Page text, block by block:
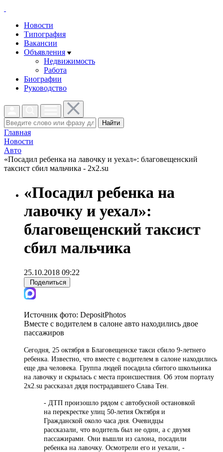
Новости
Типография
Вакансии
Объявления
Недвижимость
Работа
Биографии
Руководство
Найти
Главная
Новости
Авто
«Посадил ребенка на лавочку и уехал»: благовещенский
таксист сбил мальчика - 2x2.su
«Посадил ребенка на
лавочку и уехал»:
благовещенский таксист
сбил мальчика
25.10.2018 09:22
Поделиться
Источник фото: DepositPhotos
Вместе с водителем в салоне авто находились двое
пассажиров
Сегодня, 25 октября в Благовещенске такси сбило 9-летнего
ребенка. Известно, что вместе с водителем в салоне находились
еще два человека. Группа людей посадила сбитого школьника
на лавочку и скрылась с места происшествия. Об этом порталу
2x2.su рассказал дядя пострадавшего Слава Тен.
- ДТП произошло рядом с автобусной остановкой
на перекрестке улиц 50-летия Октября и
Гражданской около часа дня. Очевидцы
рассказали, что водитель был не один, а с двумя
пассажирами. Они вышли из салона, посадили
ребенка на лавочку. Осмотрели его и уехали, -